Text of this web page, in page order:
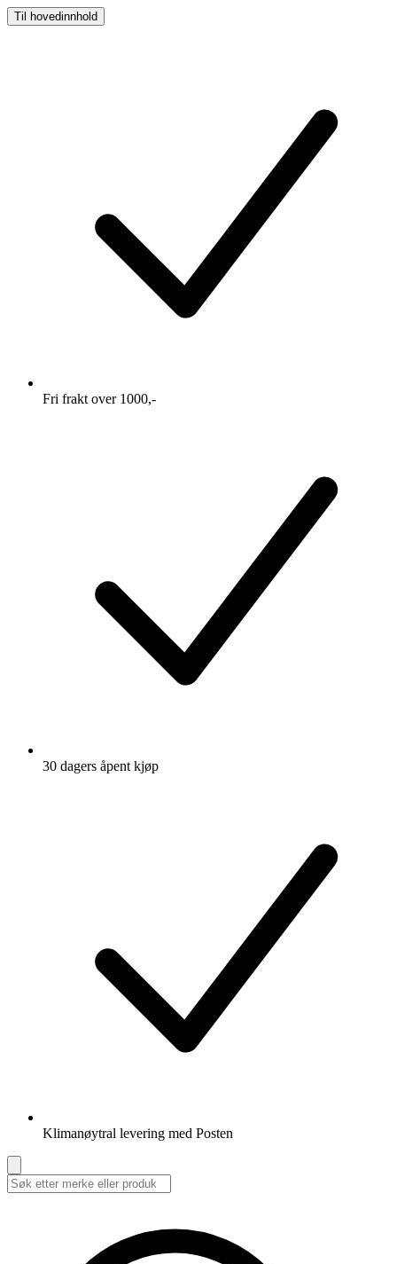
Til hovedinnhold
Fri frakt over 1000,-
30 dagers åpent kjøp
Klimanøytral levering med Posten